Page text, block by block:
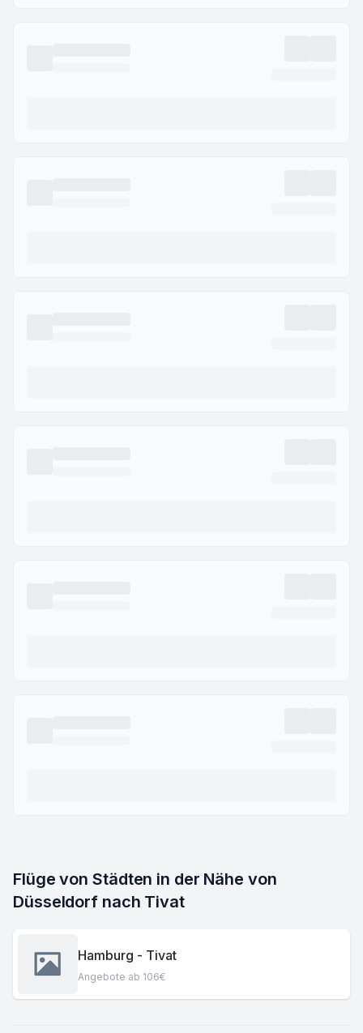
Flüge von Städten in der Nähe von
Düsseldorf nach Tivat
Hamburg - Tivat
Angebote ab 106€